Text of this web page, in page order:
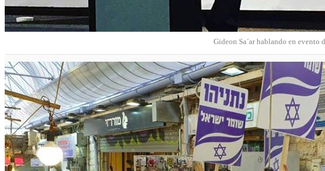
Gideon Sa´ar hablando en evento